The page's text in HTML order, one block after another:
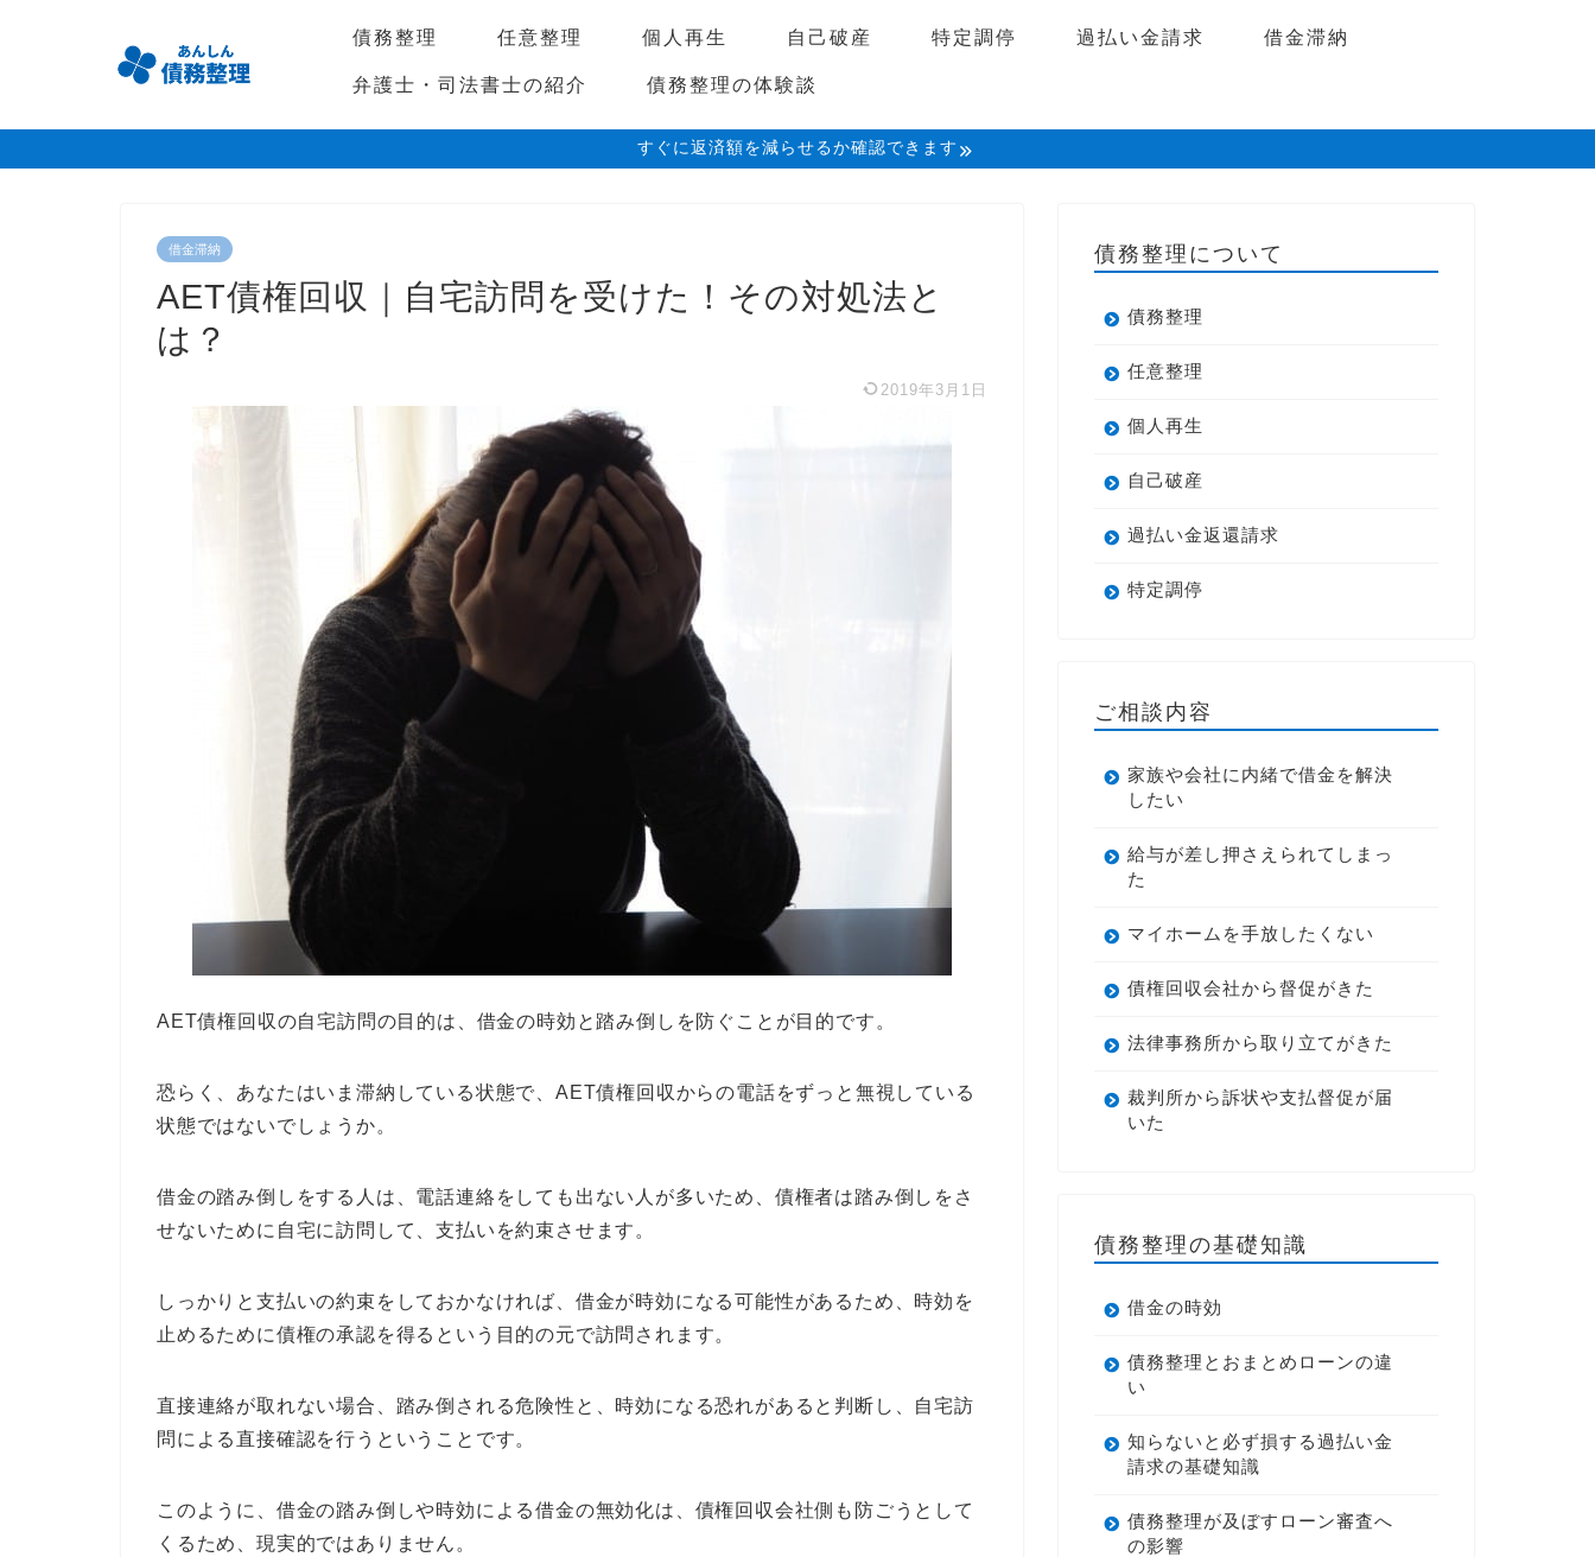
債務整理 任意整理 個人再生 自己破産 特定調停 過払い金請求
借金滞納
弁護士・司法書士の紹介
債務整理の体験談
すぐに返済額を減らせるか確認できます
借金滞納
AET債権回収｜自宅訪問を受けた！その対処法と
は？
2019年3月1日
AET債権回収の自宅訪問の目的は、借金の時効と踏み倒しを防ぐことが目的です。
恐らく、あなたはいま滞納している状態で、AET債権回収からの電話をずっと無視している
状態ではないでしょうか。
借金の踏み倒しをする人は、電話連絡をしても出ない人が多いため、債権者は踏み倒しをさ
せないために自宅に訪問して、支払いを約束させます。
しっかりと支払いの約束をしておかなければ、借金が時効になる可能性があるため、時効を
止めるために債権の承認を得るという目的の元で訪問されます。
直接連絡が取れない場合、踏み倒される危険性と、時効になる恐れがあると判断し、自宅訪
問による直接確認を行うということです。
このように、借金の踏み倒しや時効による借金の無効化は、債権回収会社側も防ごうとして
くるため、現実的ではありません。
債務整理について
債務整理
任意整理
個人再生
自己破産
過払い金返還請求
特定調停
ご相談内容
家族や会社に内緒で借金を解決
したい
給与が差し押さえられてしまっ
た
マイホームを手放したくない
債権回収会社から督促がきた
法律事務所から取り立てがきた
裁判所から訴状や支払督促が届
いた
債務整理の基礎知識
借金の時効
債務整理とおまとめローンの違
い
知らないと必ず損する過払い金
請求の基礎知識
債務整理が及ぼすローン審査へ
の影響